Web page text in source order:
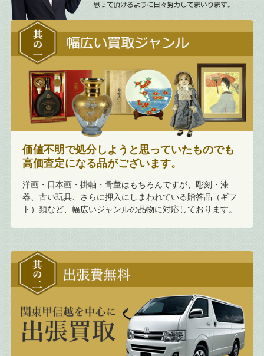
価値不明で処分しようと思っていたものでも
高価査定になる品がございます。
洋画・日本画・掛軸・骨董はもちろんですが、彫刻・漆
器、古い玩具、さらに押入にしまわれている贈答品（ギフ
ト）類など、幅広いジャンルの品物に対応しております。